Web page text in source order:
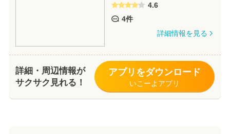
4.6
4件
詳細情報を見る
詳細・周辺情報が
サクサク見れる！
アプリをダウンロード
いこーよアプリ